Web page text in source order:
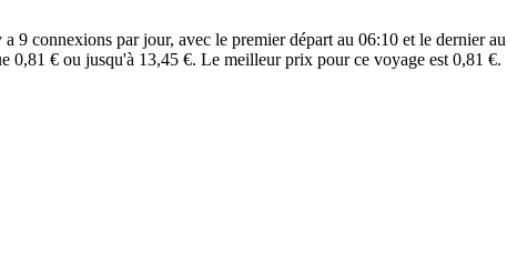
connexions par jour, avec le premier départ au 06:10 et le dernier au
0,81 € ou jusqu'à 13,45 €. Le meilleur prix pour ce voyage est 0,81 €.